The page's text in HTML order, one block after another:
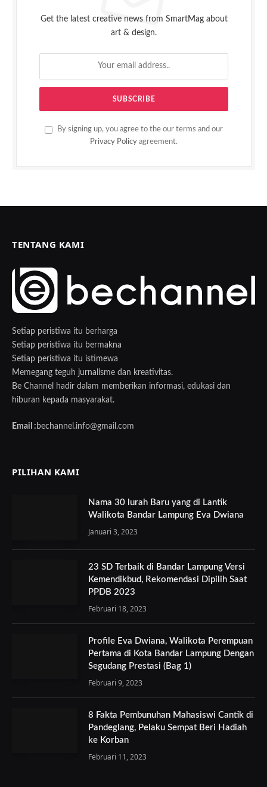
Get the latest creative news from SmartMag about
art & design.
By signing up, you agree to the our terms and our
Privacy Policy agreement.
TENTANG KAMI
Setiap peristiwa itu berharga
Setiap peristiwa itu bermakna
Setiap peristiwa itu istimewa
Memegang teguh jurnalisme dan kreativitas.
Be Channel hadir dalam memberikan informasi, edukasi dan
hiburan kepada masyarakat.
Email : bechannel.info@gmail.com
PILIHAN KAMI
Nama 30 lurah Baru yang di Lantik
Walikota Bandar Lampung Eva Dwiana
Januari 3, 2023
23 SD Terbaik di Bandar Lampung Versi
Kemendikbud, Rekomendasi Dipilih Saat
PPDB 2023
Februari 18, 2023
Profile Eva Dwiana, Walikota Perempuan
Pertama di Kota Bandar Lampung Dengan
Segudang Prestasi (Bag 1)
Februari 9, 2023
8 Fakta Pembunuhan Mahasiswi Cantik di
Pandeglang, Pelaku Sempat Beri Hadiah
ke Korban
Februari 11, 2023